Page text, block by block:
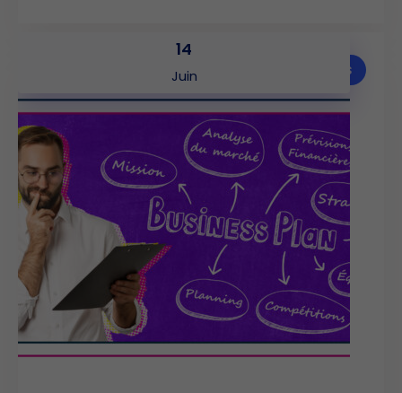
14
Juin Articles